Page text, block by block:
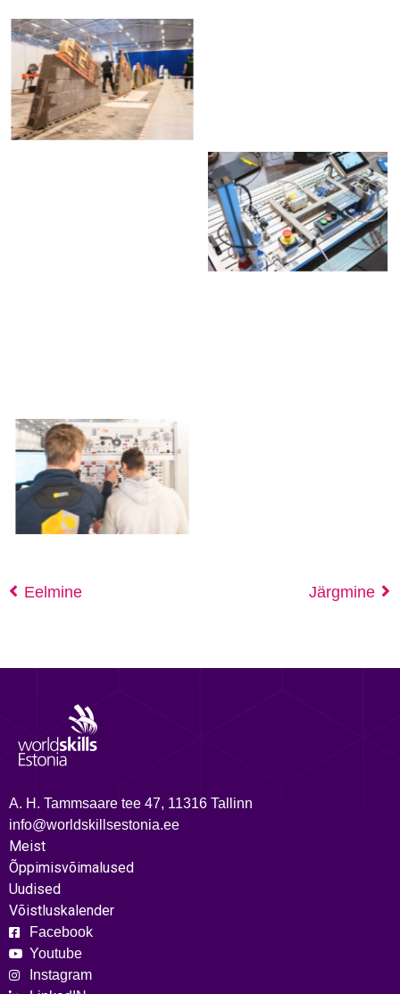
Eelmine Järgmine
A. H. Tammsaare tee 47, 11316 Tallinn
info@worldskillsestonia.ee
Meist
Õppimisvõimalused
Uudised
Võistluskalender
Facebook
Youtube
Instagram